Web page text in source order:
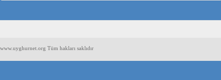
www.uyghurnet.org Tüm hakları saklıdır